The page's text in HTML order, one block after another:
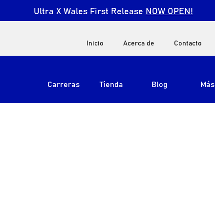
Ultra X Wales First Release NOW OPEN!
Inicio Acerca de Contacto
Carreras
Ver todos
Tienda Blog Más